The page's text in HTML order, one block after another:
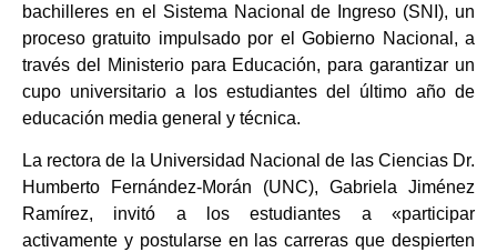
bachilleres en el Sistema Nacional de Ingreso (SNI), un
proceso gratuito impulsado por el Gobierno Nacional, a
través del Ministerio para Educación, para garantizar un
cupo universitario a los estudiantes del último año de
educación media general y técnica.
La rectora de la Universidad Nacional de las Ciencias Dr.
Humberto Fernández-Morán (UNC), Gabriela Jiménez
Ramírez, invitó a los estudiantes a «participar
activamente y postularse en las carreras que despierten